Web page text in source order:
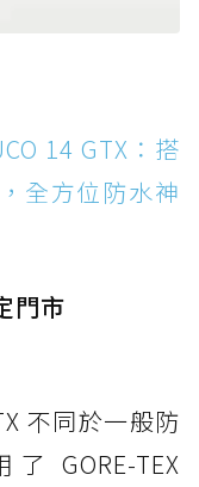
14 GTX：搭
全方位防水神
門市
不同於一般防
GORE-TEX